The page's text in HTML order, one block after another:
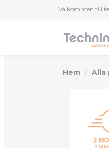
Välkommen till
Hem Alla